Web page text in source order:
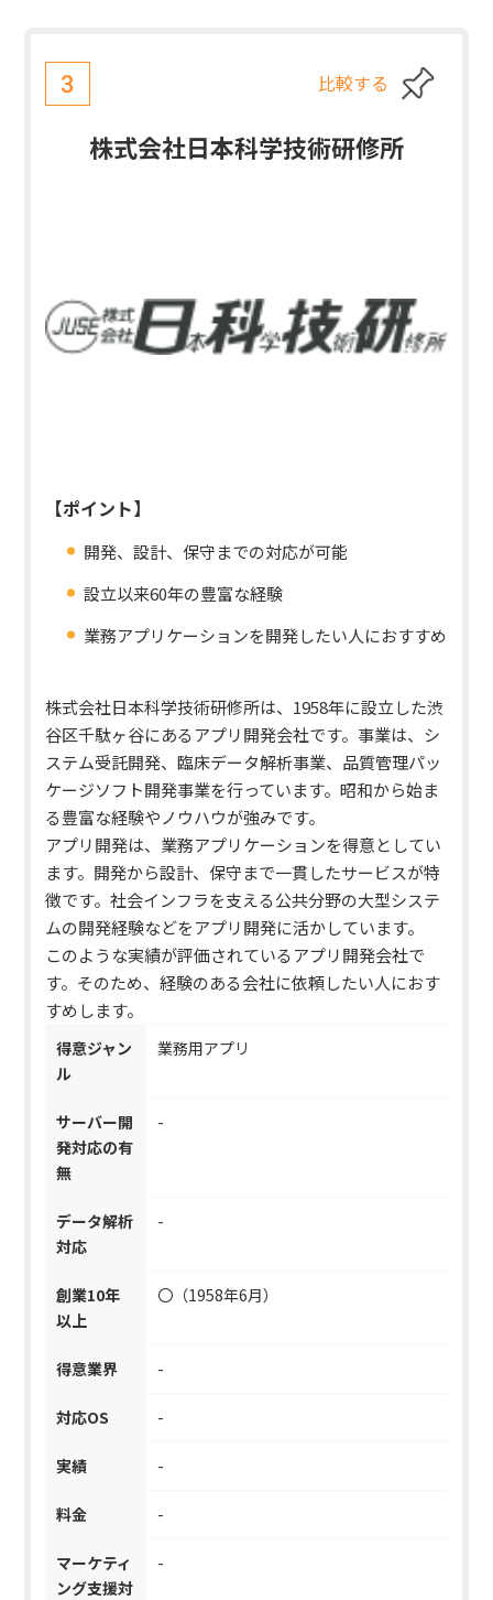
3 比較する
株式会社日本科学技術研修所
【ポイント】
開発、設計、保守までの対応が可能
設立以来60年の豊富な経験
業務アプリケーションを開発したい人におすすめ
株式会社日本科学技術研修所は、1958年に設立した渋
谷区千駄ヶ谷にあるアプリ開発会社です。事業は、シ
ステム受託開発、臨床データ解析事業、品質管理パッ
ケージソフト開発事業を行っています。昭和から始ま
る豊富な経験やノウハウが強みです。
アプリ開発は、業務アプリケーションを得意としてい
ます。 開発から設計、保守まで一貫したサービスが特
徴です。社会インフラを支える公共分野の大型システ
ムの開発経験などをアプリ開発に活かしています。
このような実績が評価されているアプリ開発会社で
す。そのため、経験のある会社に依頼したい人におす
すめします。
得意ジャン
ル
業務用アプリ
サーバー開
発対応の有
無
-
データ解析
対応
-
創業10年
以上
〇（1958年6月）
得意業界 -
対応OS -
実績 -
料金 -
マーケティ
ング支援対
-